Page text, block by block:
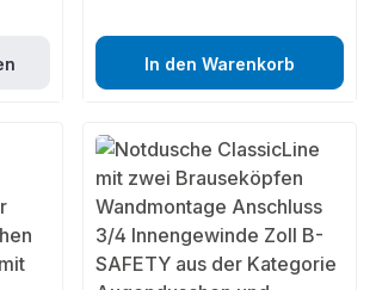
In den Warenkorb